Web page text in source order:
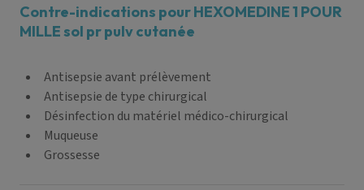
Contre-indications pour HEXOMEDINE 1 POUR
MILLE sol pr pulv cutanée
Antisepsie avant prélèvement
Antisepsie de type chirurgical
Désinfection du matériel médico-chirurgical
Muqueuse
Grossesse